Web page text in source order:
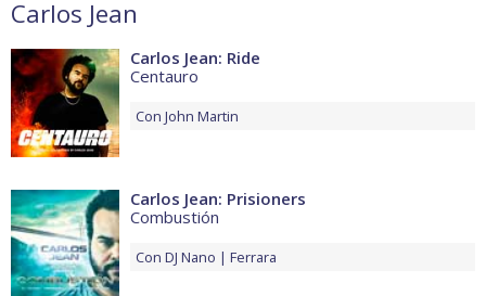
Carlos Jean
Carlos Jean: Ride
Centauro
Con John Martin
Carlos Jean: Prisioners
Combustión
Con DJ Nano Ferrara